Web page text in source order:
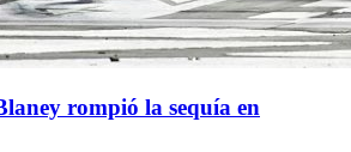
rompió la sequía en